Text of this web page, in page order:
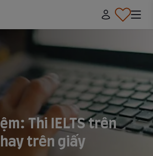
Thi IELTS trên
trên giấy